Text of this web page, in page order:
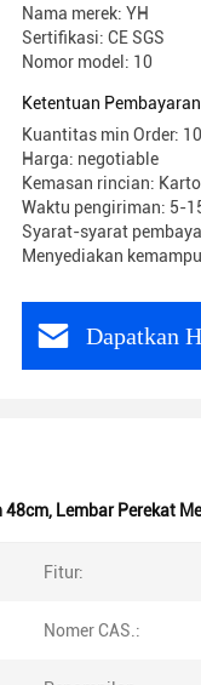
Nama merek: YH
Sertifikasi: CE SGS
Nomor model: 10
Ketentuan
Kuantitas min Order:
Harga: negotiable
Kemasan rincian:
Waktu pengiriman: 5-
Syarat-syarat
Menyediakan
Dapatkan
48cm, Lembar Perekat
Fitur:
Nomer CAS.: